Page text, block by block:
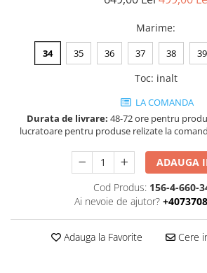
Rucsac
Visiniu
Maro
Marime:
34 35 36 37 38 39
Toc: inalt
LA COMANDA
Durata de livrare: 48-72 ore pentru
lucratoare pentru produse relizate la
ADAUGA
Cod Produs: 156-4-660-
Ai nevoie de ajutor?
Adauga la Favorite Cere